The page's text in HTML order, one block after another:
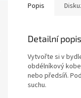
Popis
Detailní
Vytvořte si v
obdélníkový
nebo předsíň.
suchu.